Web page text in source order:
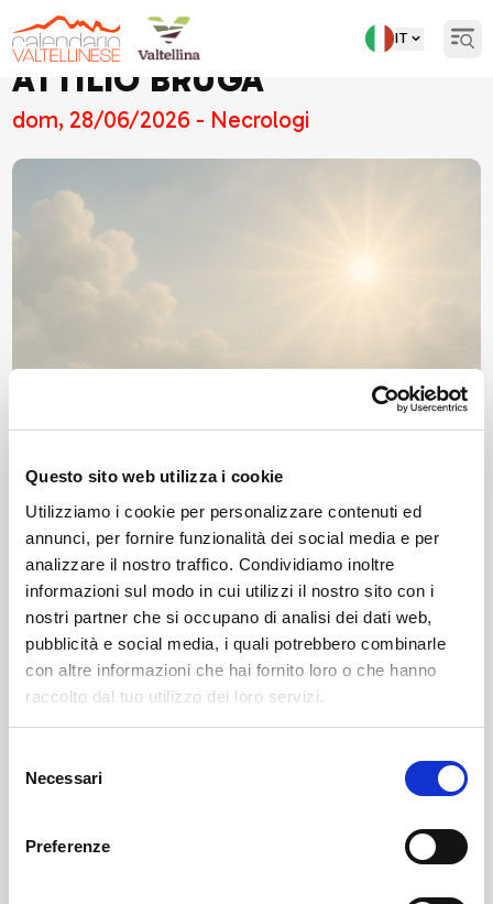
Questo sito web utilizza i cookie
Utilizziamo i cookie per personalizzare contenuti ed
annunci, per fornire funzionalità dei social media e per
analizzare il nostro traffico. Condividiamo inoltre
informazioni sul modo in cui utilizzi il nostro sito con i
nostri partner che si occupano di analisi dei dati web,
pubblicità e social media, i quali potrebbero combinarle
con altre informazioni che hai fornito loro o che hanno
raccolto dal tuo utilizzo dei loro servizi.
delNecessari
Preferenze
IT
ATTILIO BRUGA
dom, 28/06/2026 - Necrologi
Leggi il necrologio qui:
bruga/
Sondrio Necrologi